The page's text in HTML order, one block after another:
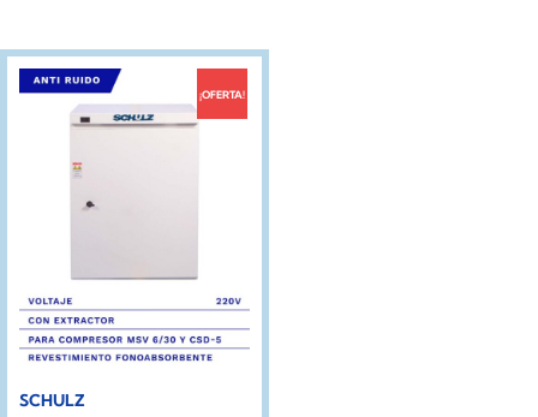
¡OFERTA!
SCHULZ